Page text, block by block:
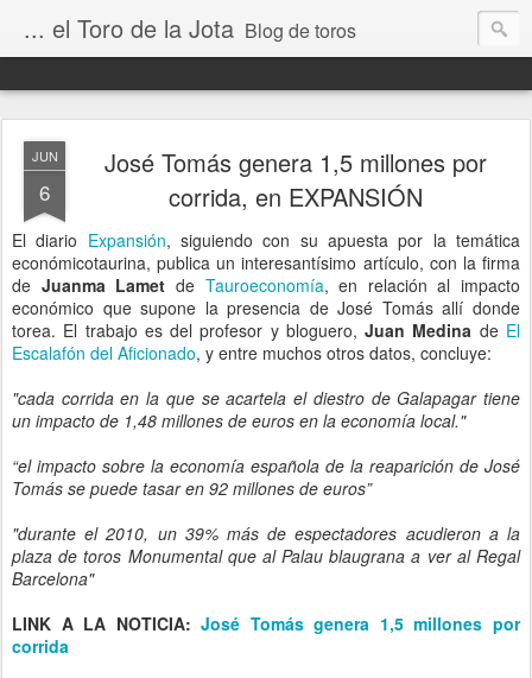
... el Toro de la Jota Blog de toros
JUN
6
José Tomás genera 1,5 millones por
corrida, en EXPANSIÓN
El diario Expansión, siguiendo con su apuesta por la temática
económicotaurina, publica un interesantísimo artículo, con la firma
de Juanma Lamet de Tauroeconomía, en relación al impacto
económico que supone la presencia de José Tomás allí donde
torea. El trabajo es del profesor y bloguero,Juan Medina de El
Escalafón del Aficionado, y entre muchos otros datos, concluye:
"cada corrida en la que se acartela el diestro de Galapagar tiene
un impacto de 1,48 millones de euros en la economía local."
“el impacto sobre la economía española de la reaparición de José
Tomás se puede tasar en 92 millones de euros”
"durante el 2010, un 39% más de espectadores acudieron a la
plaza de toros Monumental que al Palau blaugrana a ver al Regal
Barcelona"
LINK A LA NOTICIA: José Tomás genera 1,5 millones por
corrida